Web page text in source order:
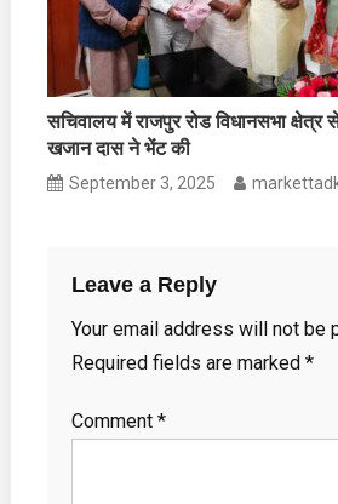
सचिवालय में राजपुर रोड विधानसभा क्षेत्र
खजान दास ने भेंट की
September 3, 2025
Leave a Reply
Your email address will not be
Required fields are marked *
Comment *